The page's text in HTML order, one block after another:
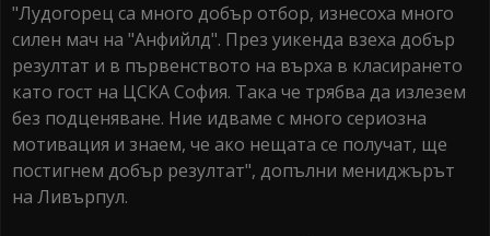
"Лудогорец са много добър отбор, изнесоха много
силен мач на "Анфийлд". През уикенда взеха добър
резултат и в първенството на върха в класирането
като гост на ЦСКА София. Така че трябва да излезем
без подценяване. Ние идваме с много сериозна
мотивация и знаем, че ако нещата се получат, ще
постигнем добър резултат", допълни мениджърът
на Ливърпул.